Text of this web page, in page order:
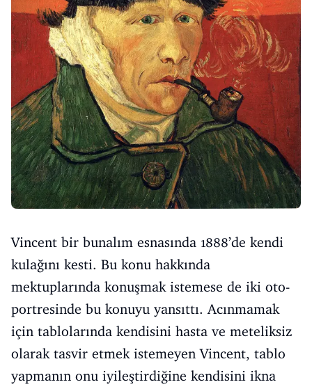
Vincent bir bunalım esnasında 1888’de kendi
kulağını kesti. Bu konu hakkında
mektuplarında konuşmak istemese de iki oto-
portresinde bu konuyu yansıttı. Acınmamak
için tablolarında kendisini hasta ve meteliksiz
olarak tasvir etmek istemeyen Vincent, tablo
yapmanın onu iyileştirdiğine kendisini ikna